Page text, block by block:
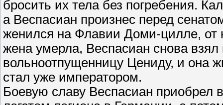
бросить их тела без погребения.
а Веспасиан произнес перед
женился на Флавии Доми-цилле, от
жена умерла, Веспасиан снова
вольноотпущенницу Цениду, и она
стал уже императором.
Боевую славу Веспасиан приобрел